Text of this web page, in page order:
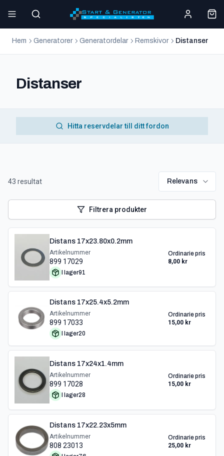
Hem Generatorer Generatordelar Remskivor Distanser
Distanser
Hitta reservdelar till ditt fordon
43 resultat Relevans
Filtrera produkter
Distans 17x23.80x0.2mm
Artikelnummer
899 17029
I lager91
Ordinarie pris
8,00 kr
Distans 17x25.4x5.2mm
Artikelnummer
899 17033
I lager20
Ordinarie pris
15,00 kr
Distans 17x24x1.4mm
Artikelnummer
899 17028
I lager28
Ordinarie pris
15,00 kr
Distans 17x22.23x5mm
Artikelnummer
808 23013
Ordinarie pris
25,00 kr